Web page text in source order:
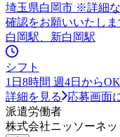
埼玉県白岡市 ※詳細
確認をお願いいたしま
白岡駅、新白岡駅
シフト
1日8時間 週4日からOK
詳細を見る
応募画面
派遣労働者
株式会社ニッソーネ